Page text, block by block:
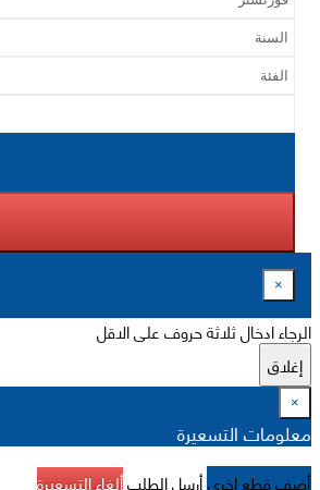
×
الرجاء ادخال ثلاثة حروف على الاقل
إغلاق
×
معلومات التسعيرة
أضف قطع اخرىأرسل الطلبألغاء التسعيرة